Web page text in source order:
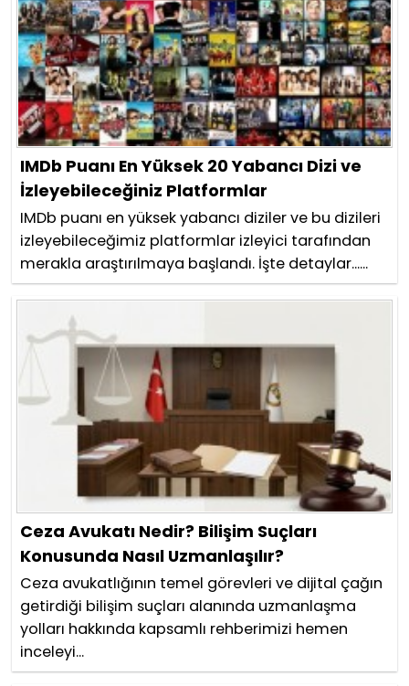
IMDb Puanı En Yüksek 20 Yabancı Dizi ve
İzleyebileceğiniz Platformlar
IMDb puanı en yüksek yabancı diziler ve bu dizileri
izleyebileceğimiz platformlar izleyici tarafından
merakla araştırılmaya başlandı. İşte detaylar......
Ceza Avukatı Nedir? Bilişim Suçları
Konusunda Nasıl Uzmanlaşılır?
Ceza avukatlığının temel görevleri ve dijital çağın
getirdiği bilişim suçları alanında uzmanlaşma
yolları hakkında kapsamlı rehberimizi hemen
inceleyi...